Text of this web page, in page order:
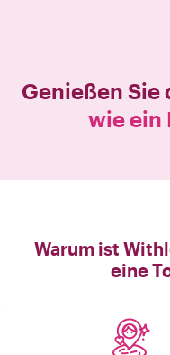
Genießen Sie
wie ein
Warum ist
eine